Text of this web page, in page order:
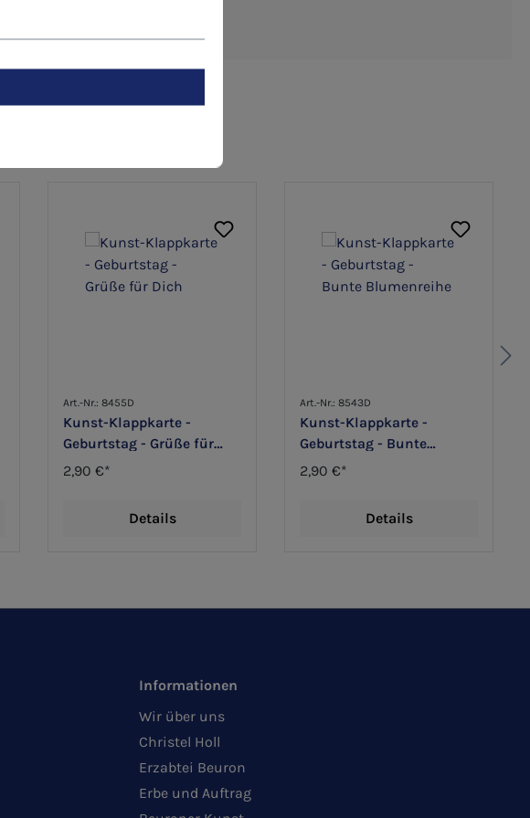
Art.-Nr.: 8455D
Kunst-Klappkarte -
Geburtstag - Grüße für
Dich
2,90 €*
Details
Art.-Nr.: 8543D
Kunst-Klappkarte -
Geburtstag - Bunte
Blumenreihe
2,90 €*
Details
Informationen
Wir über uns
Christel Holl
Erzabtei Beuron
Erbe und Auftrag